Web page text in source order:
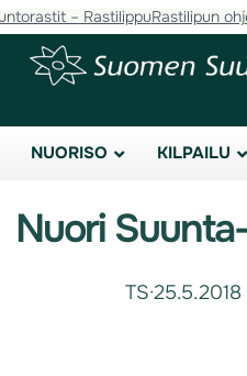
– RastilippuRastilipun
NUORISO KILPAILU
Nuori
TS·25.5.2018